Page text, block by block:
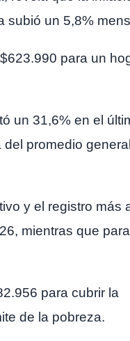
subió un 5,8%
para un
un 31,6% en el
promedio
y el registro más
mientras que
para cubrir la
de la pobreza.